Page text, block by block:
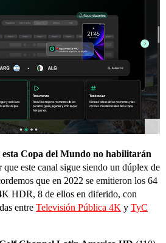
Copa del Mundo no habilitarán
que este canal sigue siendo un dúplex de
que en 2022 se emitieron los 64
HDR, 8 de ellos en diferido, con
entre Televisión Pública 4K y TyC